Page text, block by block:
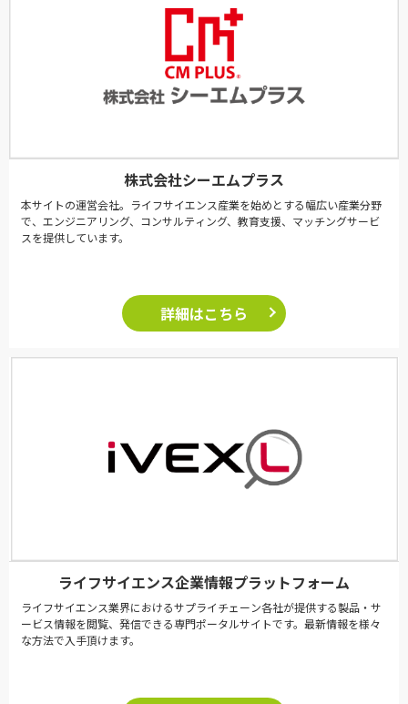
株式会社シーエムプラス
本サイトの運営会社。ライフサイエンス産業を始めとする幅広い産業分野
で、エンジニアリング、コンサルティング、教育支援、マッチングサービ
スを提供しています。
詳細はこちら
ライフサイエンス企業情報プラットフォーム
ライフサイエンス業界におけるサプライチェーン各社が提供する製品・サ
ービス情報を閲覧、発信できる専門ポータルサイトです。最新情報を様々
な方法で入手頂けます。